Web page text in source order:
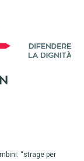
“strage per